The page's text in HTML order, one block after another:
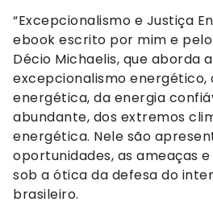
“Excepcionalismo e Justiça
ebook escrito por mim e
Décio Michaelis, que aborda
excepcionalismo energético,
energética, da energia
abundante, dos extremos
energética. Nele são
oportunidades, as ameaças
sob a ótica da defesa do
brasileiro.